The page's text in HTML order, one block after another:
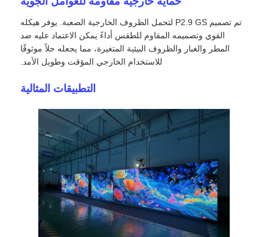
اطلب عرض أسعار
شاشة عرض LED
استئجار شاشة LED للمسرح
جدار فيديو LED COB
تم تصميم P2.9 GS لتحمل الظروف الخارجية الصعبة. يوفر هيكله
القوي وتصميمه المقاوم للطقس أداءً يمكن الاعتماد عليه ضد
المطر والغبار والظروف البيئية المتغيرة، مما يجعله حلاً موثوقًا
للاستخدام الخارجي المؤقت وطويل الأمد.
التطبيقات المثالية